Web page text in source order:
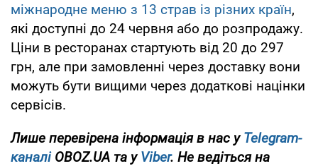
міжнародне меню з 13 страв із різних країн,
які доступні до 24 червня або до розпродажу.
Ціни в ресторанах стартують від 20 до 297
грн, але при замовленні через доставку вони
можуть бути вищими через додаткові націнки
сервісів.
Лише перевірена інформація в нас уTelegram-
каналіOBOZ.UA та уViber. Не ведіться на